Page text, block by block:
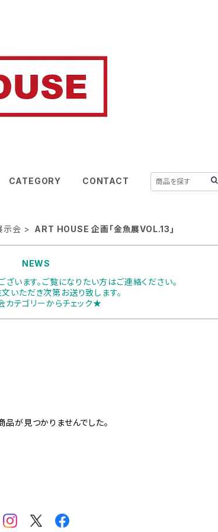
CATEGORY CONTACT
示会 ART HOUSE 企画「金魚展VOL.13｣
NEWS
います。ご覧になりたい方はご連絡ください。
いただき次第お送り致します。
テゴリーからチェック★
品が見つかりませんでした。